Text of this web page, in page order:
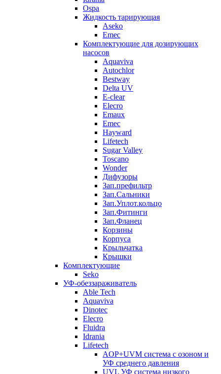
Ospa
Жидкость тарирующая
Aseko
Emec
Комплектующие для дозирующих
насосов
Aquaviva
Autochlor
Bestway
Delta UV
E-clear
Elecro
Emaux
Emec
Hayward
Lifetech
Sugar Valley
Toscano
Wonder
Дифузоры
Зап.префильтр
Зап.Сальники
Зап.Уплот.кольцо
Зап.Фитинги
Зап.Фланец
Корзины
Корпуcа
Крыльчатка
Крышки
Комплектующие
Seko
УФ-обеззараживатель
Able Tech
Aquaviva
Dinotec
Elecro
Fluidra
Idrania
Lifetech
AOP+UVM система с озоном и
УФ среднего давления
UVL УФ система низкого